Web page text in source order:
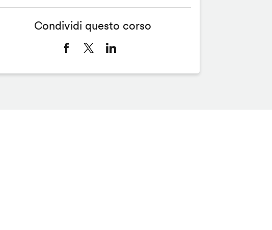
Condividi questo corso